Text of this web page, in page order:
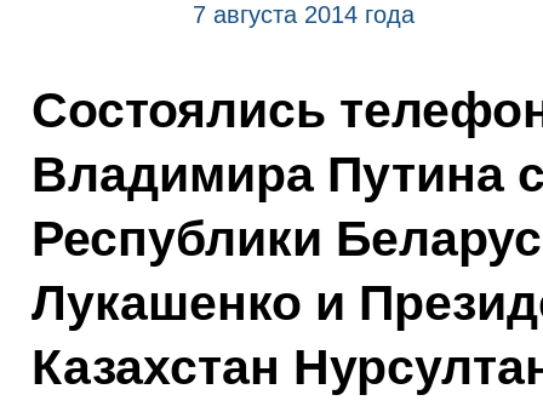
7 августа 2014 года
Состоялись
Владимира Путина
Республики
Лукашенко и
Казахстан